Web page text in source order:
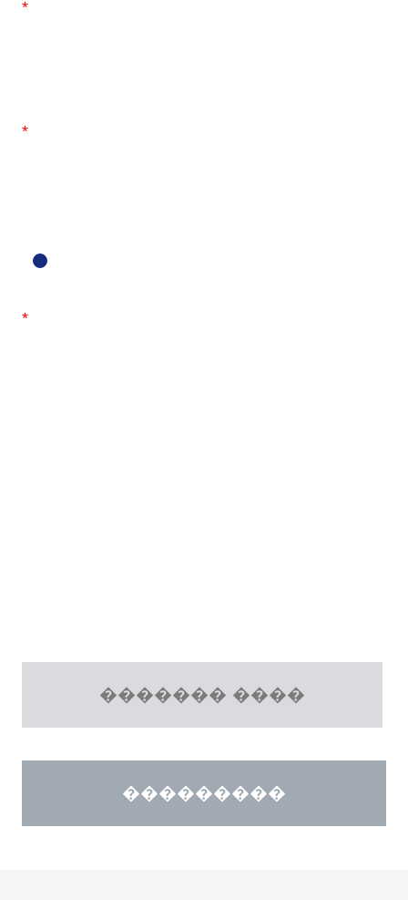
*
*
*
������� ����
���������